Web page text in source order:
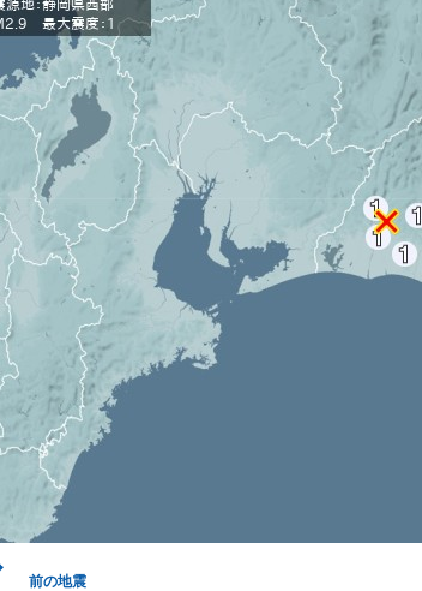
前の地震